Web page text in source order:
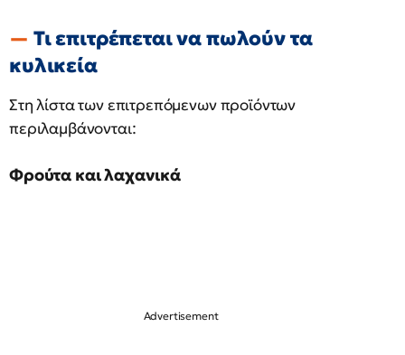
Τι επιτρέπεται να πωλούν τα
κυλικεία
Στη λίστα των επιτρεπόμενων προϊόντων
περιλαμβάνονται:
Φρούτα και λαχανικά